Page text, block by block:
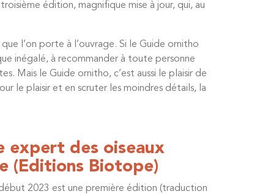
édition, magnifique mise à jour, qui, au
l’on porte à l’ouvrage. Si le Guide ornitho
inégalé, à recommander à toute personne
Mais le Guide ornitho, c’est aussi le plaisir de
le plaisir et en scruter les moindres détails, la
expert des oiseaux
(Editions Biotope)
2023 est une première édition (traduction